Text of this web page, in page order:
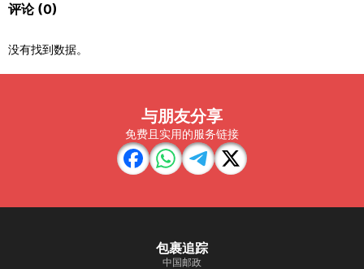
评论 (0)
没有找到数据。
与朋友分享
免费且实用的服务链接
包裹追踪
中国邮政